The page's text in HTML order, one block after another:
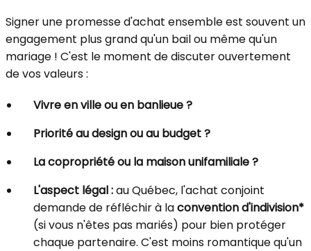
Signer une promesse d'achat ensemble est souvent un
engagement plus grand qu'un bail ou même qu'un
mariage ! C'est le moment de discuter ouvertement
de vos valeurs :
Vivre en ville ou en banlieue ?
Priorité au design ou au budget ?
La copropriété ou la maison unifamiliale ?
L'aspect légal :au Québec, l'achat conjoint
demande de réfléchir à laconvention d'indivision*
(si vous n'êtes pas mariés) pour bien protéger
chaque partenaire. C'est moins romantique qu'un